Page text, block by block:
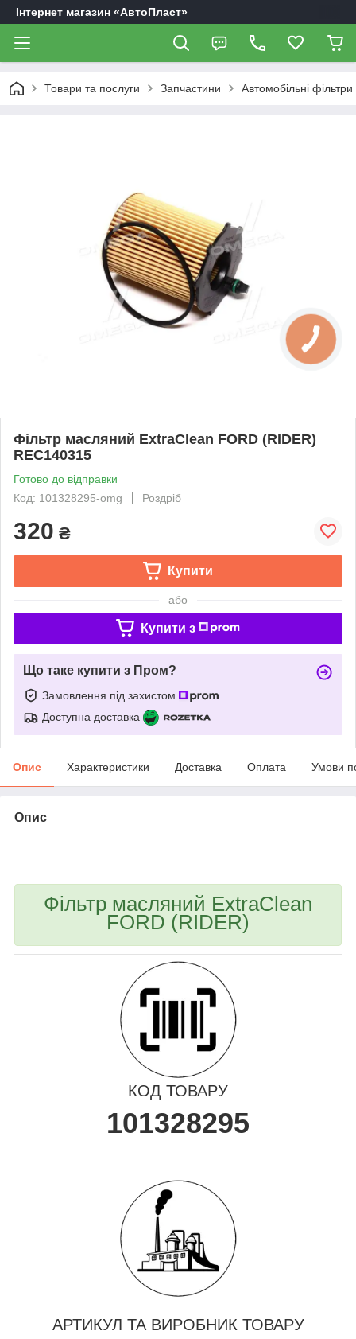
Інтернет магазин «АвтоПласт»
Товари та послуги Запчастини Автомобільні фільтри
Фільтр масляний ExtraClean FORD (RIDER)
REC140315
Готово до відправки
Код: 101328295-omg
Роздріб
320 ₴
Купити
або
Купити з
Що таке купити з Пром?
Замовлення під захистом
Доступна доставка
Опис Характеристики Доставка Оплата Умови
Опис
Фільтр масляний ExtraClean
FORD (RIDER)
КОД ТОВАРУ
101328295
АРТИКУЛ ТА ВИРОБНИК ТОВАРУ